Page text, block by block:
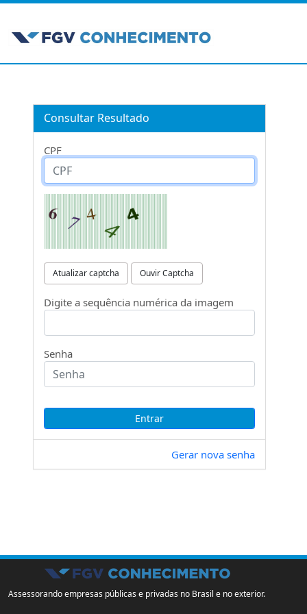
Consultar Resultado
CPF
Atualizar captcha Ouvir Captcha
Digite a sequência numérica da imagem
Senha
Gerar nova senha
Assessorando empresas públicas e privadas no Brasil e no exterior.